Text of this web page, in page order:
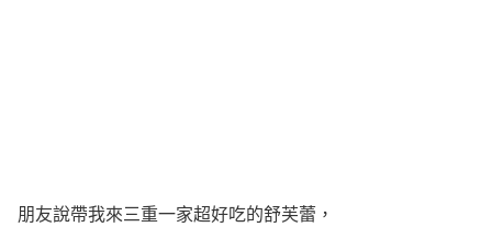
朋友說帶我來三重一家超好吃的舒芙蕾，